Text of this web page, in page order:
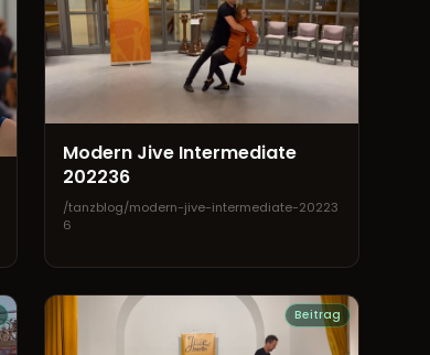
Modern Jive Intermediate
202236
/tanzblog/modern-jive-intermediate-20223
6
Beitrag